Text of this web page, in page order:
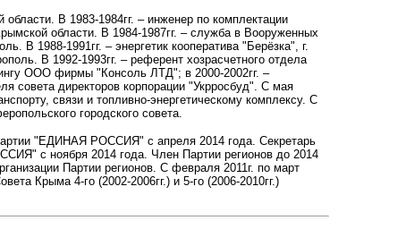
области. В 1983-1984гг. – инженер по комплектации
области. В 1984-1987гг. – служба в Вооруженных
В 1988-1991гг. – энергетик кооператива "Берёзка", г.
В 1992-1993гг. – референт хозрасчетного отдела
ООО фирмы "Консоль ЛТД"; в 2000-2002гг. –
совета директоров корпорации "Укрросбуд". С мая
связи и топливно-энергетическому комплексу. С
городского совета.
"ЕДИНАЯ РОССИЯ" с апреля 2014 года. Секретарь
с ноября 2014 года. Член Партии регионов до 2014
Партии регионов. С февраля 2011г. по март
Крыма 4-го (2002-2006гг.) и 5-го (2006-2010гг.)